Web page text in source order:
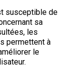
susceptible de
sa
les
permettent à
le